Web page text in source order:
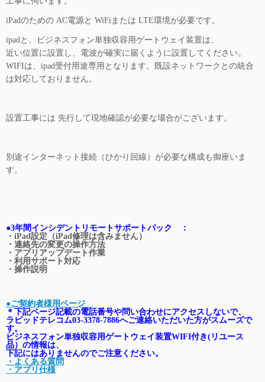
iPadのための AC電源と WiFiまたは LTE環境が必要です。
ipadと、ビジネスフォン単独収容用ゲートウェイ装置は、
近い位置に設置し、電波が確実に届くように設置してください。
WIFIは、ipad受付用途専用となります。既設ネットワークとの統合
は対応しておりません。
設置工事には 先行して現地確認が必要な場合がございます。
別途インターネット接続（ひかり回線）が必要な構成も御座いま
す。
●3年間インシデントリモートサポートパック ：
・iPad設定（iPad修理は含みません）
・連絡先の変更の操作方法
・アプリアップデート作業
・利用サポート対応
・操作説明
●ご契約者様用ページ
＊下記ページ記載の電話番号や問い合わせにアクセスしないで、
ラピッドテレコム03-3378-7886へご連絡いただいた方がスムーズで
す。
ビジネスフォン単独収容用ゲートウェイ装置WIFI付き(リユース
品）の情報は、
下記にはありませんのでご注意ください。
・よくある質問
・アプリ仕様